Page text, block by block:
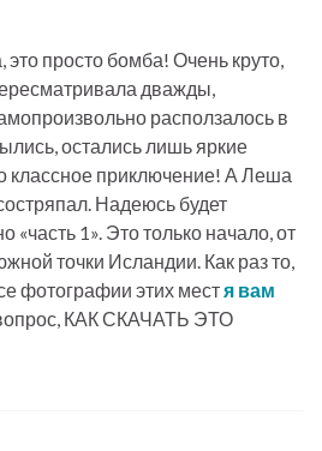
просто бомба! Очень круто,
дважды,
расползалось в
остались лишь яркие
классное приключение! А Леша
Надеюсь будет
«часть 1». Это только начало, от
точки Исландии. Как раз то,
фотографии этих местя вам
КАК СКАЧАТЬ ЭТО